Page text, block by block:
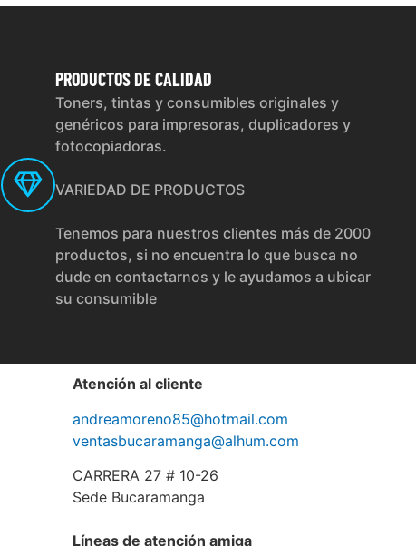
PRODUCTOSDE CALIDAD
Toners, tintas y consumibles originales y
genéricos para impresoras, duplicadores y
fotocopiadoras.
VARIEDAD DE PRODUCTOS
Tenemos para nuestros clientes más de 2000
productos, si no encuentra lo que busca no
dude en contactarnos y le ayudamos a ubicar
su consumible
Atención al cliente
andreamoreno85@hotmail.com
ventasbucaramanga@alhum.com
CARRERA 27 # 10-26
Sede Bucaramanga
Líneas de atención amiga